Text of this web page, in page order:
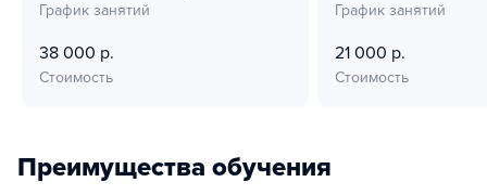
График занятий
38 000 р.
Стоимость
График занятий
21 000 р.
Стоимость
Преимущества обучения